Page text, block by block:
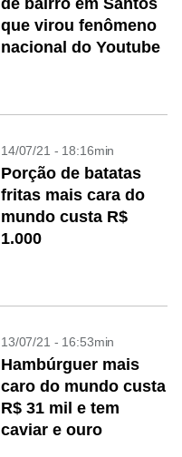
de bairro em Santos
que virou fenômeno
nacional do Youtube
14/07/21 - 18:16min
Porção de batatas
fritas mais cara do
mundo custa R$
1.000
13/07/21 - 16:53min
Hambúrguer mais
caro do mundo custa
R$ 31 mil e tem
caviar e ouro